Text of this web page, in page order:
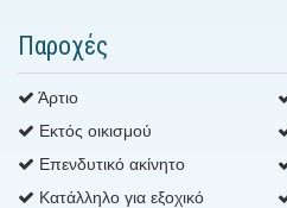
Παροχές
Άρτιο
Εκτός οικισμού
Επενδυτικό ακίνητο
Κατάλληλο για εξοχικό